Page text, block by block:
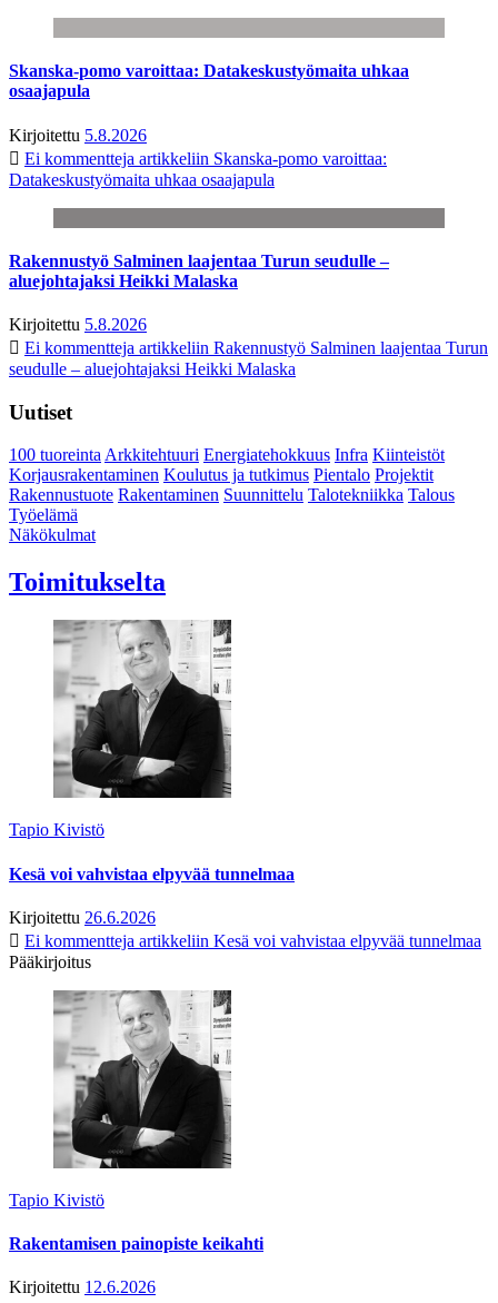
Skanska-pomo varoittaa: Datakeskustyömaita uhkaa
osaajapula
Kirjoitettu 5.8.2026
Ei kommentteja artikkeliin Skanska-pomo varoittaa:
Datakeskustyömaita uhkaa osaajapula
Rakennustyö Salminen laajentaa Turun seudulle –
aluejohtajaksi Heikki Malaska
Kirjoitettu 5.8.2026
Ei kommentteja artikkeliin Rakennustyö Salminen laajentaa Turun
seudulle – aluejohtajaksi Heikki Malaska
Uutiset
100 tuoreintaArkkitehtuuri Energiatehokkuus Infra Kiinteistöt
Korjausrakentaminen Koulutus ja tutkimus Pientalo Projektit
Rakennustuote Rakentaminen Suunnittelu Talotekniikka Talous
Työelämä
Näkökulmat
Toimitukselta
Tapio Kivistö
Kesä voi vahvistaa elpyvää tunnelmaa
Kirjoitettu 26.6.2026
Ei kommentteja artikkeliin Kesä voi vahvistaa elpyvää tunnelmaa
Pääkirjoitus
Tapio Kivistö
Rakentamisen painopiste keikahti
Kirjoitettu 12.6.2026